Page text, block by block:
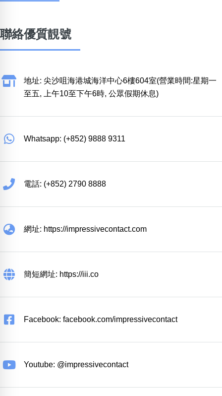
聯絡優質靚號
地址: 尖沙咀海港城海洋中心6樓604室(營業時間:星期一
至五, 上午10至下午6時, 公眾假期休息)
Whatsapp: (+852) 9888 9311
電話: (+852) 2790 8888
網址: https://impressivecontact.com
簡短網址: https://iii.co
Facebook: facebook.com/impressivecontact
Youtube: @impressivecontact